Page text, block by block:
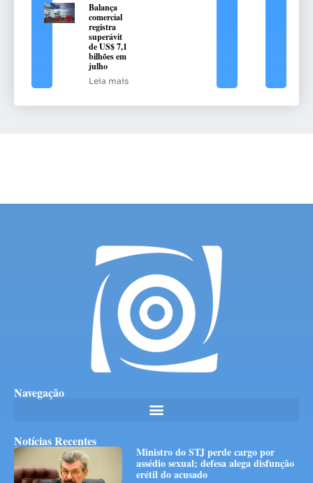
Balança
comercial
registra
superávit
de US$ 7,1
bilhões em
julho
Leia mais
Navegação
Notícias Recentes
Ministro do STJ perde cargo por
assédio sexual; defesa alega disfunção
erétil do acusado